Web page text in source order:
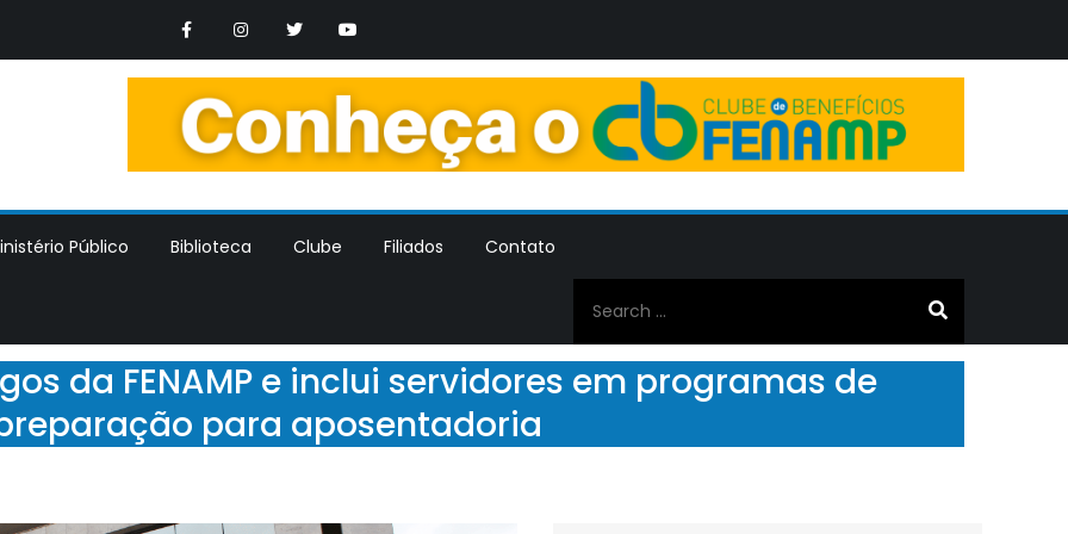
Trabalhadores dos Ministerios Publicos Estaduais
Público Biblioteca Clube Filiados
Contato
for:
da FENAMP e inclui servidores em programas de
para aposentadoria